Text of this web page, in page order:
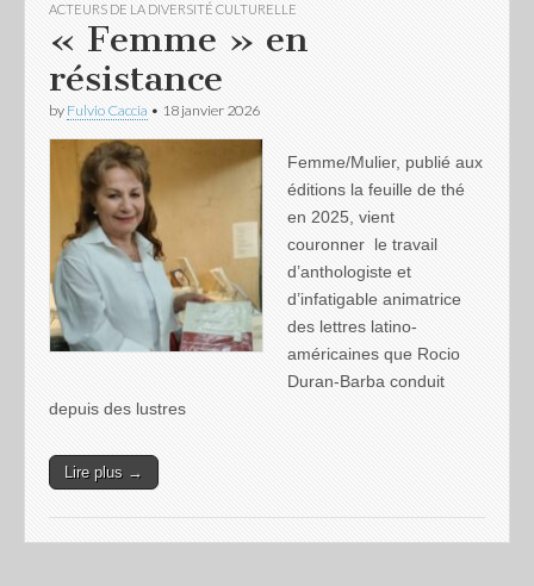
ACTEURS DE LA DIVERSITÉ CULTURELLE
« Femme » en
résistance
by Fulvio Caccia • 18 janvier 2026
Femme/Mulier, publié aux
éditions la feuille de thé
en 2025, vient
couronner le travail
d’anthologiste et
d’infatigable animatrice
des lettres latino-
américaines que Rocio
Duran-Barba conduit
depuis des lustres
Lire plus →